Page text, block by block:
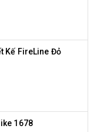
Kế FireLine Đỏ
1678